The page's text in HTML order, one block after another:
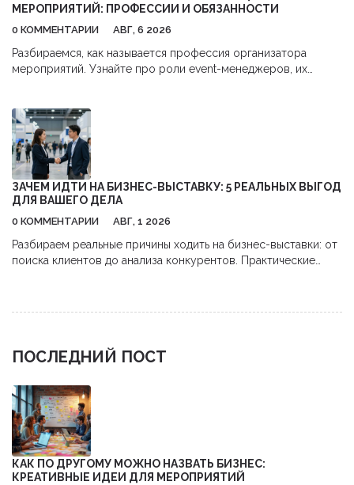
МЕРОПРИЯТИЙ: ПРОФЕССИИ И ОБЯЗАННОСТИ
0 КОММЕНТАРИИ АВГ, 6 2026
Разбираемся, как называется профессия организатора
мероприятий. Узнайте про роли event-менеджеров, их
ЗАЧЕМ ИДТИ НА БИЗНЕС-ВЫСТАВКУ: 5 РЕАЛЬНЫХ ВЫГОД
ДЛЯ ВАШЕГО ДЕЛА
0 КОММЕНТАРИИ АВГ, 1 2026
Разбираем реальные причины ходить на бизнес-выставки: от
поиска клиентов до анализа конкурентов. Практические
ПОСЛЕДНИЙ ПОСТ
КАК ПО ДРУГОМУ МОЖНО НАЗВАТЬ БИЗНЕС:
КРЕАТИВНЫЕ ИДЕИ ДЛЯ МЕРОПРИЯТИЙ